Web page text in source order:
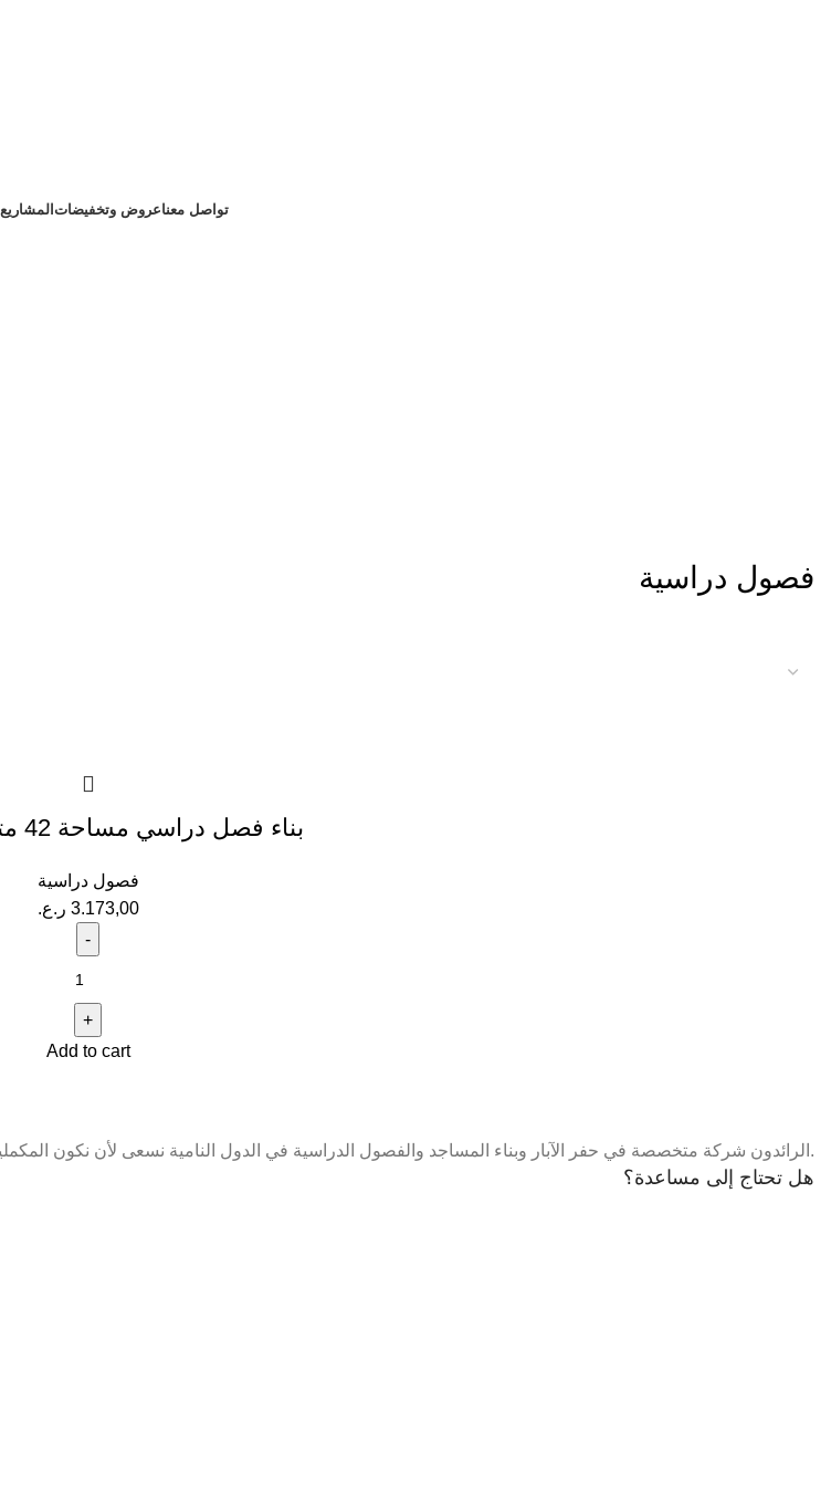
المشاريععروض وتخفيضاتتواصل معنا
فصول دراسية
بناء فصل دراسي مساحة 42 متر سقف زنك
فصول دراسية
3.173,00 ر.ع.
Add to cart
الرائدون شركة متخصصة في حفر الآبار وبناء المساجد والفصول الدراسية في الدول النامية نسعى لأن نكون المكملين الأفضل في مجال حفر الابار و البناء العمراني.
هل تحتاج إلى مساعدة؟